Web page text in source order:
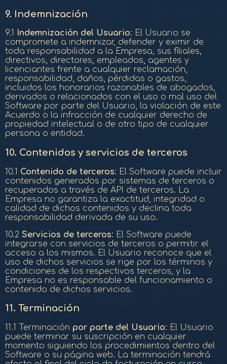
9. Indemnización
9.1 Indemnización del Usuario: El Usuario se
compromete a indemnizar, defender y eximir de
toda responsabilidad a la Empresa, sus filiales,
directivos, directores, empleados, agentes y
licenciantes frente a cualquier reclamación,
responsabilidad, daños, pérdidas o gastos,
incluidos los honorarios razonables de abogados,
derivados o relacionados con el uso o mal uso del
Software por parte del Usuario, la violación de este
Acuerdo o la infracción de cualquier derecho de
propiedad intelectual o de otro tipo de cualquier
persona o entidad.
10. Contenidos y servicios de terceros
10.1 Contenido de terceros: El Software puede incluir
contenidos generados por sistemas de terceros o
recuperados a través de API de terceros. La
Empresa no garantiza la exactitud, integridad o
calidad de dichos contenidos y declina toda
responsabilidad derivada de su uso.
10.2 Servicios de terceros: El Software puede
integrarse con servicios de terceros o permitir el
acceso a los mismos. El Usuario reconoce que el
uso de dichos servicios se rige por los términos y
condiciones de los respectivos terceros, y la
Empresa no es responsable del funcionamiento o
contenido de dichos servicios.
11. Terminación
11.1 Terminación por parte del Usuario: El Usuario
puede terminar su suscripción en cualquier
momento siguiendo los procedimientos dentro del
Software o su página web. La terminación tendrá